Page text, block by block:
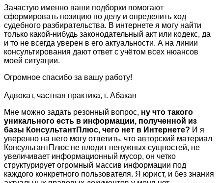
Зачастую именно ваши подборки помогают
сформировать позицию по делу и определить ход
судебного разбирательства. В интернете я могу найти
только какой-нибудь законодательный акт или кодекс, да
и то не всегда уверен в его актуальности. А на линии
консультирования дают ответ с учётом всех нюансов
моей ситуации.
Огромное спасибо за вашу работу!
Адвокат, частная практика, г. Абакан
Мне можно задать резонный вопрос, ну что такого
уникального есть в информации, полученной из
базы КонсультантПлюс, чего нет в Интернете? И я
уверенно на него могу ответить, что авторский материал
КонсультантПлюс не плодит ненужных сущностей, не
увеличивает информационный мусор, он четко
структурирует огромный массив информации под
каждого конкретного пользователя. Я юрист, и без знания